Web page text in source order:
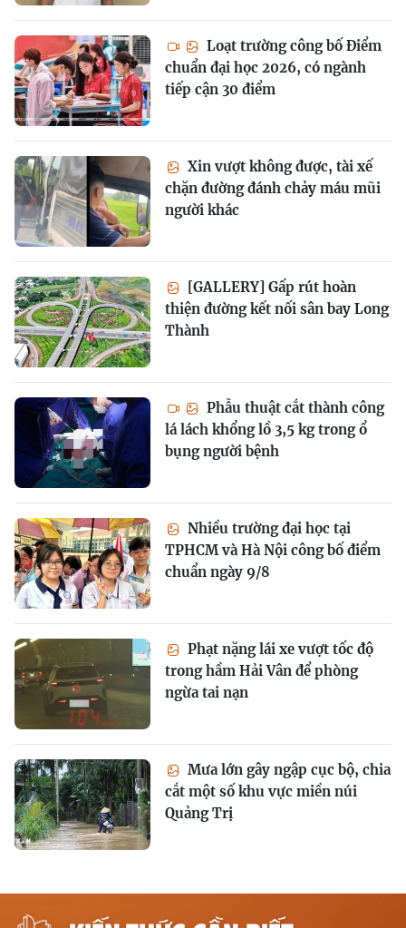
Loạt trường công bố Điểm
chuẩn đại học 2026, có ngành
tiếp cận 30 điểm
Xin vượt không được, tài xế
chặn đường đánh chảy máu mũi
người khác
[GALLERY] Gấp rút hoàn
thiện đường kết nối sân bay Long
Thành
Phẫu thuật cắt thành công
lá lách khổng lồ 3,5 kg trong ổ
bụng người bệnh
Nhiều trường đại học tại
TPHCM và Hà Nội công bố điểm
chuẩn ngày 9/8
Phạt nặng lái xe vượt tốc độ
trong hầm Hải Vân để phòng
ngừa tai nạn
Mưa lớn gây ngập cục bộ, chia
cắt một số khu vực miền núi
Quảng Trị